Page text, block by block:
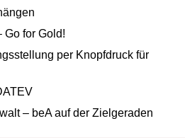
Go for Gold!
per Knopfdruck für
– beA auf der Zielgeraden